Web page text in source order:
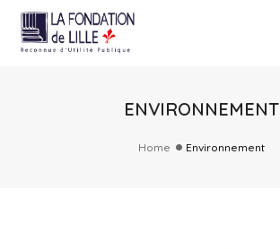
ENVIRONNEMENT
Home Environnement